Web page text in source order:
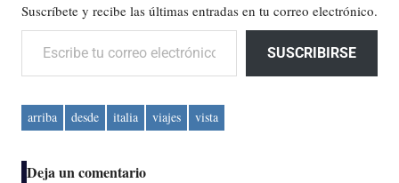
Suscríbete y recibe las últimas entradas en tu correo electrónico.
Escribe tu correo electrónico…
SUSCRIBIRSE
arriba desde italia viajes vista
Deja un comentario